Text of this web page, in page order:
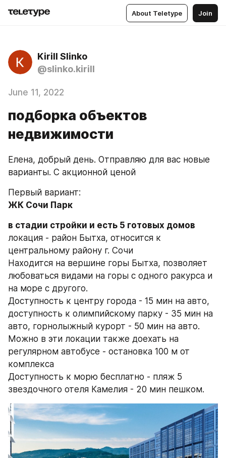
About Teletype Join
Kirill Slinko
@slinko.kirill
June 11, 2022
подборка объектов
недвижимости
Елена, добрый день. Отправляю для вас новые
варианты. С акционной ценой
Первый вариант:
ЖК Сочи Парк
локация - район Бытха, относится к
центральному району г. Сочи
Находится на вершине горы Бытха, позволяет
любоваться видами на горы с одного ракурса и
на море с другого.
Доступность к центру города - 15 мин на авто,
доступность к олимпийскому парку - 35 мин на
авто, горнолыжный курорт - 50 мин на авто.
Можно в эти локации также доехать на
регулярном автобусе - остановка 100 м от
комплекса
Доступность к морю бесплатно - пляж 5
звездочного отеля Камелия - 20 мин пешком.